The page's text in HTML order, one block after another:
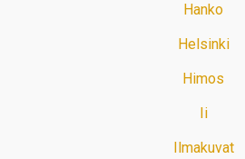
Hanko
Helsinki
Himos
Ii
Ilmakuvat